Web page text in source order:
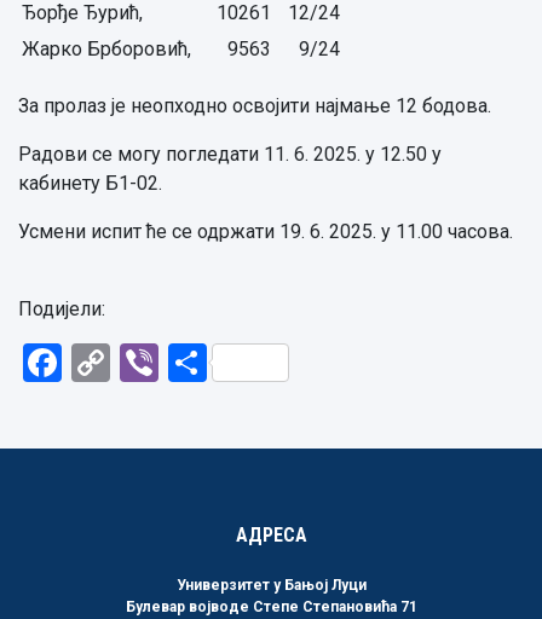
Ђорђе Ђурић, 10261
12/24
Жарко Брборовић,
9563 9/24
За пролаз је неопходно освојити најмање 12 бодова.
Радови се могу погледати 11. 6. 2025. у 12.50 у
кабинету Б1-02.
Усмени испит ће се одржати 19. 6. 2025. у 11.00 часова.
Подијели:
Facebook
CopyViberShare
АДРЕСА
Универзитет у Бањој Луци
Булевар војводе Степе Степановића 71